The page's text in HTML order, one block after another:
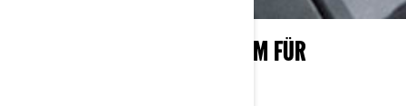
KONNEKTIVITÄTSÖKOSYSTEM FÜR